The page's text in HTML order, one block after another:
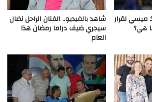
ميسي لقرار
هي؟
شاهد بالفيديو.. الفنان الراحل نضال
سيجري ضيف دراما رمضان هذا
العام